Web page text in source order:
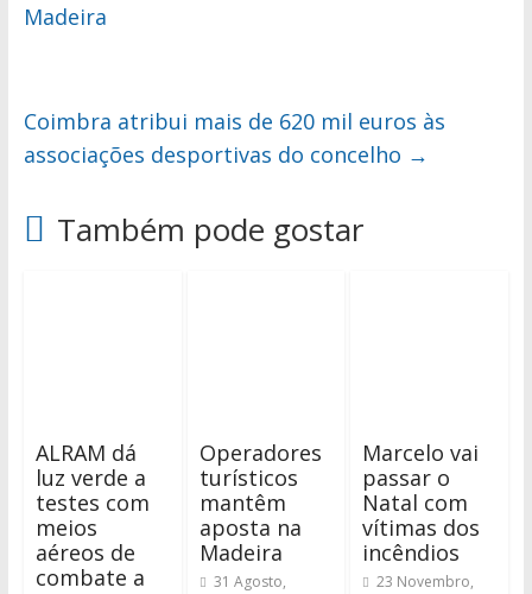
Madeira
Coimbra atribui mais de 620 mil euros às
associações desportivas do concelho →
Também pode gostar
ALRAM dá
luz verde a
testes com
meios
aéreos de
combate a
Operadores
turísticos
mantêm
aposta na
Madeira
31 Agosto,
Marcelo vai
passar o
Natal com
vítimas dos
incêndios
23 Novembro,